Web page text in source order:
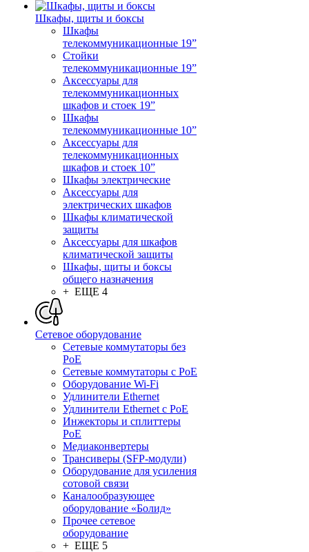
Шкафы, щиты и боксы
Шкафы
телекоммуникационные 19”
Стойки
телекоммуникационные 19”
Аксессуары для
телекоммуникационных
шкафов и стоек 19”
Шкафы
телекоммуникационные 10”
Аксессуары для
телекоммуникационных
шкафов и стоек 10”
Шкафы электрические
Аксессуары для
электрических шкафов
Шкафы климатической
защиты
Аксессуары для шкафов
климатической защиты
Шкафы, щиты и боксы
общего назначения
+ ЕЩЕ 4
Сетевое оборудование
Сетевые коммутаторы без
PoE
Сетевые коммутаторы с PoE
Оборудование Wi-Fi
Удлинители Ethernet
Удлинители Ethernet с PoE
Инжекторы и сплиттеры
PoE
Медиаконвертеры
Трансиверы (SFP-модули)
Оборудование для усиления
сотовой связи
Каналообразующее
оборудование «Болид»
Прочее сетевое
оборудование
+ ЕЩЕ 5